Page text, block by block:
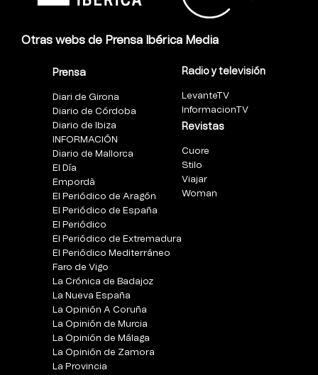
Otras webs de Prensa Ibérica Media
Prensa
Diari de Girona
Diario de Córdoba
Diario de Ibiza
INFORMACIÓN
Diario de Mallorca
El Día
Empordà
El Periódico de Aragón
El Periódico de España
El Periódico
El Periódico de Extremadura
El Periódico Mediterráneo
Faro de Vigo
La Crónica de Badajoz
La Nueva España
La Opinión A Coruña
La Opinión de Murcia
La Opinión de Málaga
La Opinión de Zamora
La Provincia
Radio y televisión
LevanteTV
InformacionTV
Revistas
Cuore
Stilo
Viajar
Woman